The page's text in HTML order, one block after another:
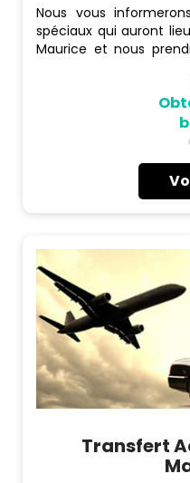
Nous vous
spéciaux qui auront
Maurice et nous
nécessaires pour que
d'entrée, solutions de
que de siroter une
soleil en écoutant
déchaîner sur la
avec des
Transfert